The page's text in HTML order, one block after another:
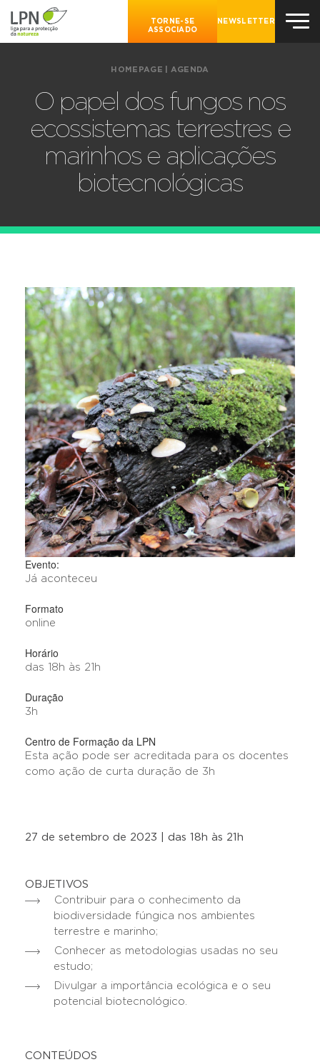
TORNE-SE
ASSOCIADO
NEWSLETTER
HOMEPAGE AGENDA
O papel dos fungos nos
ecossistemas terrestres e
marinhos e aplicações
biotecnológicas
Evento:
Já aconteceu
Formato
online
Horário
das 18h às 21h
Duração
3h
Centro de Formação da LPN
Esta ação pode ser acreditada para os docentes
como ação de curta duração de 3h
27 de setembro de 2023 | das 18h às 21h
OBJETIVOS
Contribuir para o conhecimento da
biodiversidade fúngica nos ambientes
terrestre e marinho;
Conhecer as metodologias usadas no seu
estudo;
Divulgar a importância ecológica e o seu
potencial biotecnológico.
CONTEÚDOS